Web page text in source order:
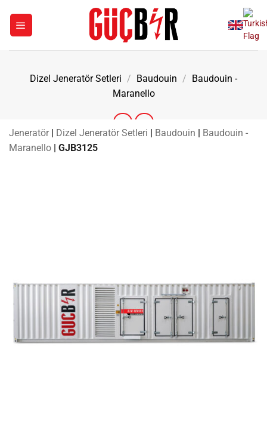
Dizel Jeneratör Setleri / Baudouin / Baudouin -
Maranello
Jeneratör | Dizel Jeneratör Setleri | Baudouin | Baudouin -
Maranello | GJB3125